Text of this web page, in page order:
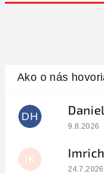
DH
9.8.2026
IK
24.7.2026